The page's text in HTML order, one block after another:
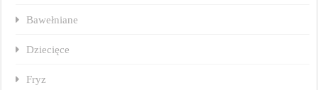
Bawełniane
Dziecięce
Fryz